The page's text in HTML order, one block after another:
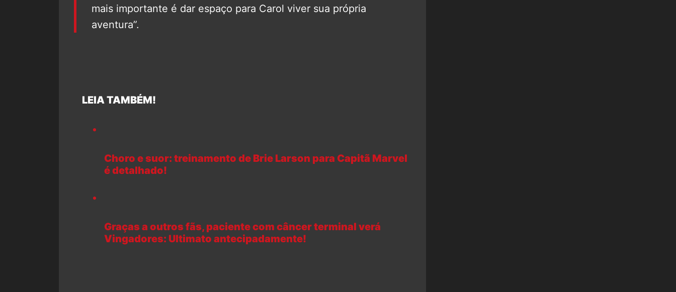
mais importante é dar espaço para Carol viver sua própria
aventura”.
LEIA TAMBÉM!
Choro e suor: treinamento de Brie Larson para Capitã Marvel
é detalhado!
Graças a outros fãs, paciente com câncer terminal verá
Vingadores: Ultimato antecipadamente!